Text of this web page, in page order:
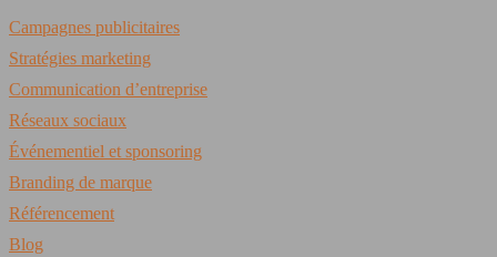
Campagnes publicitaires
Stratégies marketing
Communication d’entreprise
Réseaux sociaux
Événementiel et sponsoring
Branding de marque
Référencement
Blog